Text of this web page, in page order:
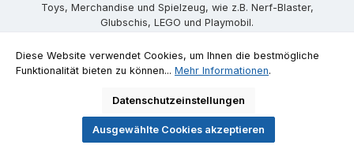
Toys, Merchandise und Spielzeug, wie z.B. Nerf-Blaster,
Glubschis, LEGO und Playmobil.
Unsere Communities
Diese Website verwendet Cookies, um Ihnen die bestmögliche
Funktionalität bieten zu können... Mehr Informationen.
Datenschutzeinstellungen
Ausgewählte Cookies akzeptieren